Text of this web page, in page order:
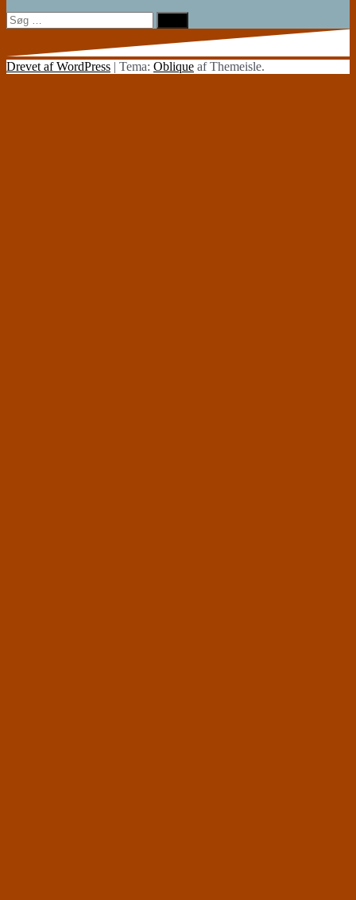
Søg
efter:
Drevet af WordPress | Tema: Oblique af Themeisle.